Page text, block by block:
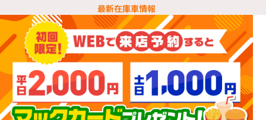
最新在庫車情報